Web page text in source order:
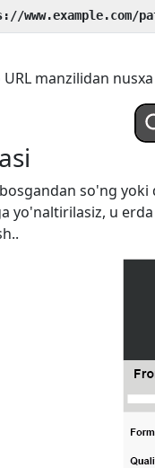
www.example.com/
manzilidan
so'ng
yo'naltirilasiz, u